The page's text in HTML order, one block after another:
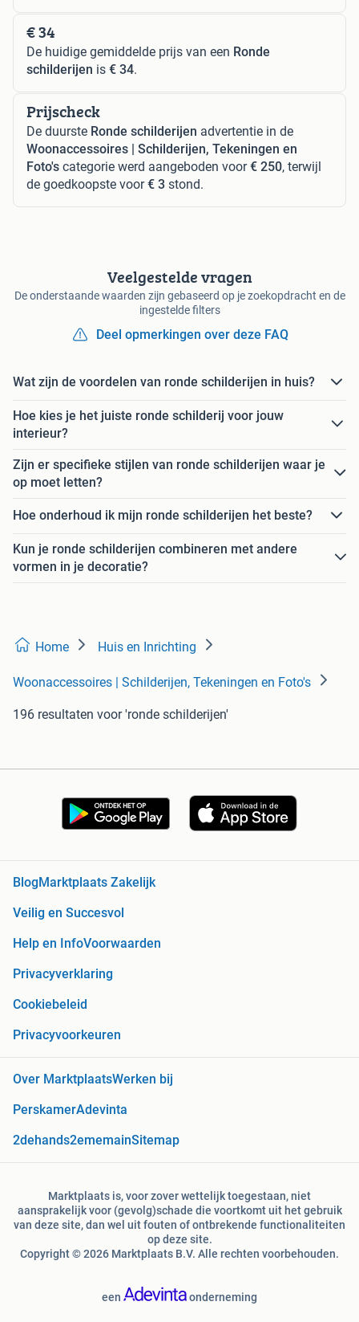
€ 34
De huidige gemiddelde prijs van een Ronde
schilderijen is € 34.
Prijscheck
De duurste Ronde schilderijen advertentie in de
Woonaccessoires | Schilderijen, Tekeningen en
Foto's categorie werd aangeboden voor€ 250, terwijl
de goedkoopste voor€ 3 stond.
Veelgestelde vragen
De onderstaande waarden zijn gebaseerd op je zoekopdracht en de
ingestelde filters
Deel opmerkingen over deze FAQ
Wat zijn de voordelen van ronde schilderijen in huis?
Hoe kies je het juiste ronde schilderij voor jouw
interieur?
Zijn er specifieke stijlen van ronde schilderijen waar je
op moet letten?
Hoe onderhoud ik mijn ronde schilderijen het beste?
Kun je ronde schilderijen combineren met andere
vormen in je decoratie?
Home Huis en Inrichting
Woonaccessoires | Schilderijen, Tekeningen en Foto's
196 resultaten voor 'ronde schilderijen'
BlogMarktplaats Zakelijk
Veilig en Succesvol
Help en InfoVoorwaarden
Privacyverklaring
Cookiebeleid
Privacyvoorkeuren
Over MarktplaatsWerken bij
PerskamerAdevinta
2dehands2ememainSitemap
Marktplaats is, voor zover wettelijk toegestaan, niet
aansprakelijk voor (gevolg)schade die voortkomt uit het gebruik
van deze site, dan wel uit fouten of ontbrekende functionaliteiten
op deze site.
Copyright © 2026 Marktplaats B.V. Alle rechten voorbehouden.
een onderneming